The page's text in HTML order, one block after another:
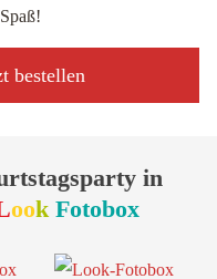
bestellen
in
ook Fotobox